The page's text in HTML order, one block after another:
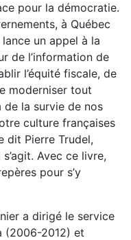
pour la démocratie.
à Québec
un appel à la
de l’information de
l’équité fiscale, de
moderniser tout
de la survie de nos
culture françaises
dit Pierre Trudel,
s’agit. Avec ce livre,
pour s’y
a dirigé le service
(2006-2012) et